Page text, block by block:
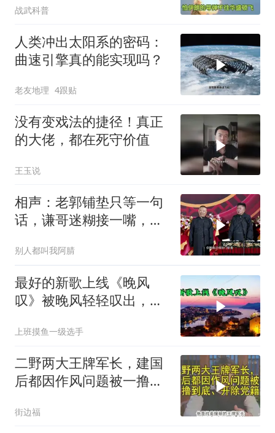
战武科普
人类冲出太阳系的密码：
曲速引擎真的能实现吗？
老友地理 4跟贴
没有变戏法的捷径！真正
的大佬，都在死守价值
王玉说
相声：老郭铺垫只等一句
话，谦哥迷糊接一嘴，包
别人都叫我阿腈
最好的新歌上线《晚风
叹》被晚风轻轻叹出，散
上班摸鱼一级选手
二野两大王牌军长，建国
后都因作风问题被一撸到
街边福